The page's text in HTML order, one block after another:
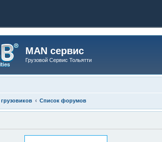
MAN сервис
Грузовой Сервис Тольятти
Список форумов